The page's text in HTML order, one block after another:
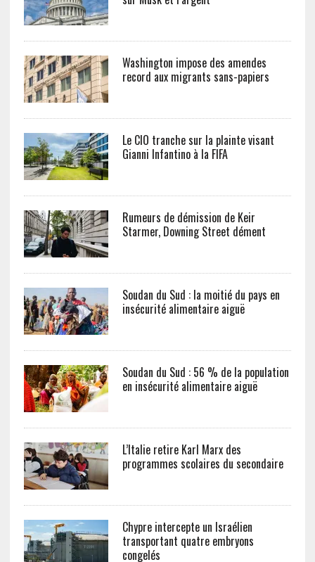
Washington impose des amendes
record aux migrants sans-papiers
Le CIO tranche sur la plainte visant
Gianni Infantino à la FIFA
Rumeurs de démission de Keir
Starmer, Downing Street dément
Soudan du Sud : la moitié du pays en
insécurité alimentaire aiguë
Soudan du Sud : 56 % de la population
en insécurité alimentaire aiguë
L’Italie retire Karl Marx des
programmes scolaires du secondaire
Chypre intercepte un Israélien
transportant quatre embryons
congelés